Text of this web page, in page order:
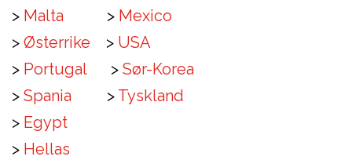
> Malta > Mexico
> Østerrike > USA
> Portugal > Sør-Korea
> Spania > Tyskland
> Egypt
> Hellas